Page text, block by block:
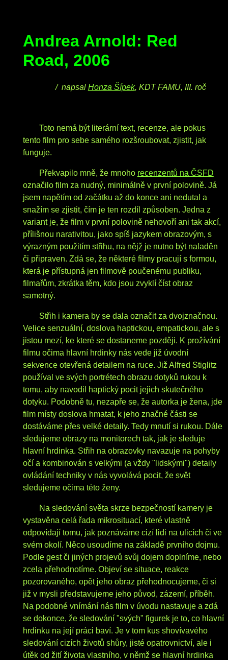
Andrea Arnold: Red
Road, 2006
/ napsal Honza Šípek, KDT FAMU, III. roč
Toto nemá být literární text, recenze, ale pokus
tento film pro sebe samého rozšroubovat, zjistit, jak
funguje.
Překvapilo mně, že mnoho recenzentů na ČSFD
označilo film za nudný, minimálně v první polovině. Já
jsem napětím od začátku až do konce ani nedutal a
snažím se zjistit, čím je ten rozdíl způsoben. Jedna z
variant je, že film v první polovině nehovoří ani tak akcí,
přílišnou narativitou, jako spíš jazykem obrazovým, s
výrazným použitím střihu, na nějž je nutno být naladěn
či připraven. Zdá se, že některé filmy pracují s formou,
která je přístupná jen filmově poučenému publiku,
filmařům, zkrátka těm, kdo jsou zvyklí číst obraz
samotný.
Střih i kamera by se dala označit za dvojznačnou.
Velice senzuální, doslova haptickou, empatickou, ale s
jistou mezí, ke které se dostaneme později. K prožívání
filmu očima hlavní hrdinky nás vede již úvodní
sekvence otevřená detailem na ruce. Již Alfred Stiglitz
používal ve svých portrétech obrazu dotyků rukou k
tomu, aby navodil haptický pocit jejich skutečného
dotyku. Podobně tu, nezapře se, že autorka je žena, jde
film místy doslova hmatat, k jeho značné části se
dostáváme přes velké detaily. Tedy mnutí si rukou. Dále
sledujeme obrazy na monitorech tak, jak je sleduje
hlavní hrdinka. Střih na obrazovky navazuje na pohyby
očí a kombinován s velkými (a vždy "lidskými") detaily
ovládání techniky v nás vyvolává pocit, že svět
sledujeme očima této ženy.
Na sledování světa skrze bezpečností kamery je
vystavěna celá řada mikrosituací, které vlastně
odpovídají tomu, jak poznáváme cizí lidi na ulicích či ve
svém okolí. Něco usoudíme na základě prvního dojmu.
Podle gest či jiných projevů svůj dojem doplníme, nebo
zcela přehodnotíme. Objeví se situace, reakce
pozorovaného, opět jeho obraz přehodnocujeme, či si
již v mysli představujeme jeho původ, zázemí, příběh.
Na podobné vnímání nás film v úvodu nastavuje a zdá
se dokonce, že sledování "svých" figurek je to, co hlavní
hrdinku na její práci baví. Je v tom kus shovívavého
sledování cizích životů shůry, jisté opatrovnictví, ale i
útěk od žití života vlastního, v němž se hlavní hrdinka